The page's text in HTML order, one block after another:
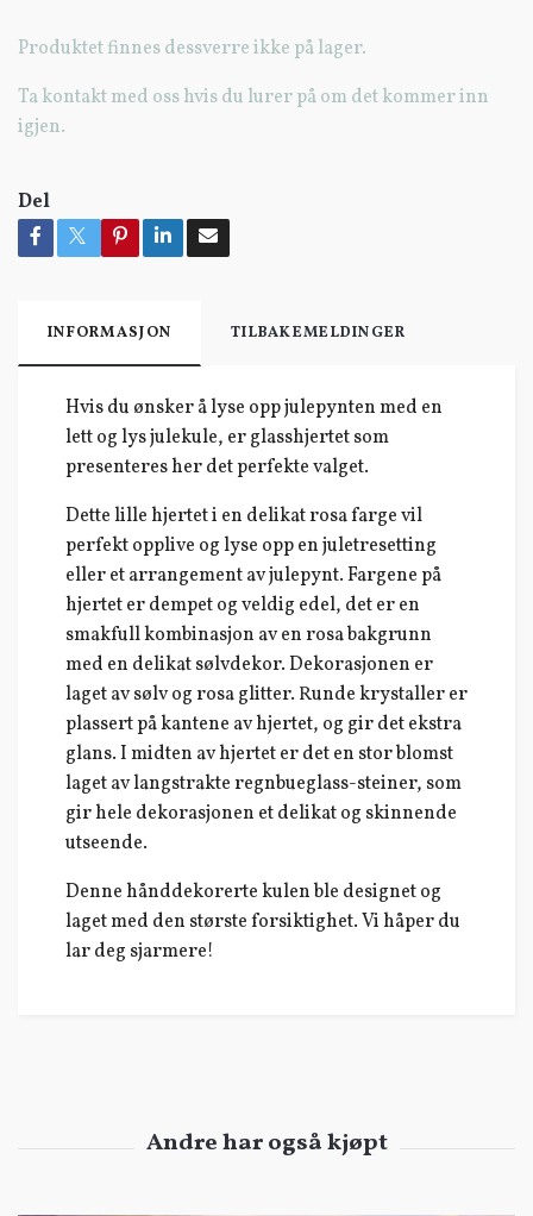
Produktet finnes dessverre ikke på lager.
Ta kontakt med oss hvis du lurer på om det kommer inn
igjen.
Del
INFORMASJON TILBAKEMELDINGER
Hvis du ønsker å lyse opp julepynten med en
lett og lys julekule, er glasshjertet som
presenteres her det perfekte valget.
Dette lille hjertet i en delikat rosa farge vil
perfekt opplive og lyse opp en juletresetting
eller et arrangement av julepynt. Fargene på
hjertet er dempet og veldig edel, det er en
smakfull kombinasjon av en rosa bakgrunn
med en delikat sølvdekor. Dekorasjonen er
laget av sølv og rosa glitter. Runde krystaller er
plassert på kantene av hjertet, og gir det ekstra
glans. I midten av hjertet er det en stor blomst
laget av langstrakte regnbueglass-steiner, som
gir hele dekorasjonen et delikat og skinnende
utseende.
Denne hånddekorerte kulen ble designet og
laget med den største forsiktighet. Vi håper du
lar deg sjarmere!